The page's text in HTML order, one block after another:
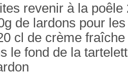
revenir à la poêle
de lardons pour
cl de crème
le fond de la